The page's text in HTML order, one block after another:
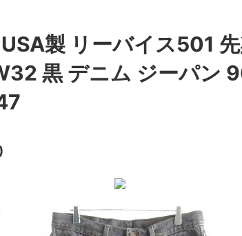
製 リーバイス501
黒 デニム ジーパン